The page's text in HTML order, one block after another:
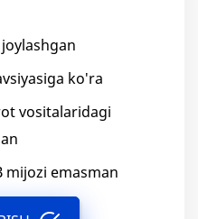
ko'ra
vositalaridagi
mijozi emasman